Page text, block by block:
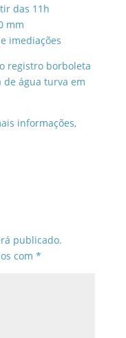
das 11h
mm
imediações
registro borboleta
água turva em
informações,
publicado.
com *